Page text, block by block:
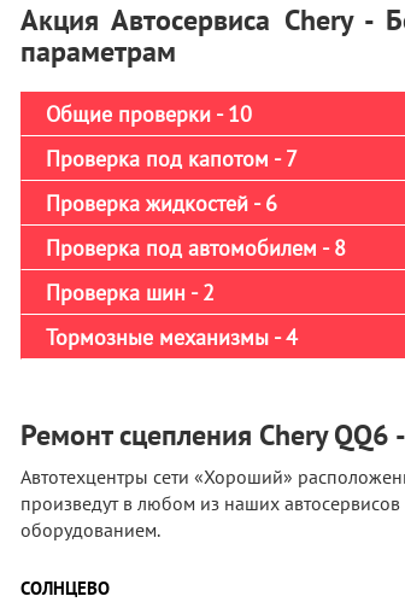
Акция Автосервиса Chery -
параметрам
Общие проверки - 10
Проверка под капотом - 7
Проверка жидкостей - 6
Проверка под автомобилем - 8
Проверка шин - 2
Тормозные механизмы - 4
Ремонт сцепления Chery QQ6
Автотехцентры сети «Хороший»
произведут в любом из наших
оборудованием.
СОЛНЦЕВО